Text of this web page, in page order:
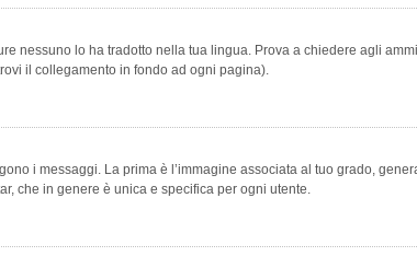
nessuno lo ha tradotto nella tua lingua. Prova a chiedere agli
il collegamento in fondo ad ogni pagina).
i messaggi. La prima è l’immagine associata al tuo grado,
che in genere è unica e specifica per ogni utente.